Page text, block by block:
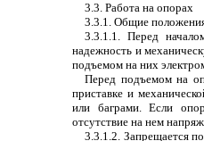
3.3. Работа на опорах
3.3.1. Общие
3.3.1.1. Перед
надежность и
подъемом на них
Перед подъемом на
приставке и
или баграми. Если
отсутствие на нем
3.3.1.2. Запрещается